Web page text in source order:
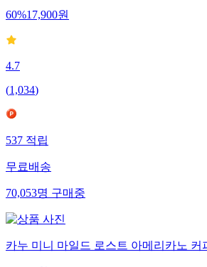
60%17,900원
4.7
(1,034)
537적립
무료배송
70,053명구매중
카누 미니 마일드 로스트 아메리카노 커